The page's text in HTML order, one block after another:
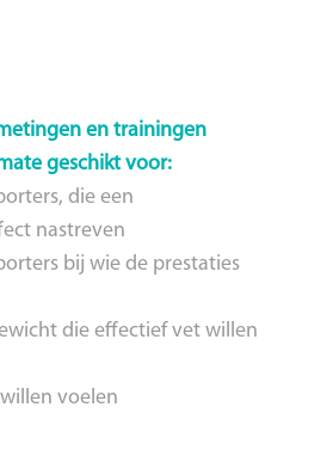
en trainingen
geschikt voor:
die een
nastreven
bij wie de prestaties
die effectief vet willen
voelen